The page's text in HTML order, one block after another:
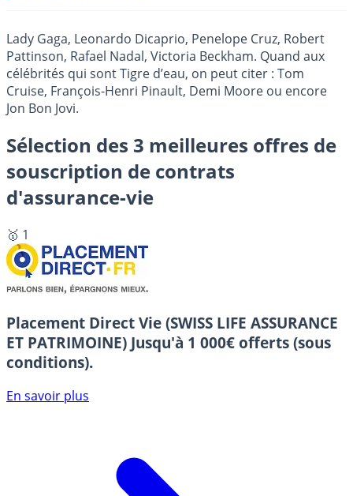
Lady Gaga, Leonardo Dicaprio, Penelope Cruz, Robert
Pattinson, Rafael Nadal, Victoria Beckham. Quand aux
célébrités qui sont Tigre d’eau, on peut citer : Tom
Cruise, François-Henri Pinault, Demi Moore ou encore
Jon Bon Jovi.
Sélection des 3 meilleures offres de
souscription de contrats
d'assurance-vie
🥇 1
Placement Direct Vie (SWISS LIFE ASSURANCE
ET PATRIMOINE) Jusqu'à 1 000€ offerts (sous
conditions).
En savoir plus